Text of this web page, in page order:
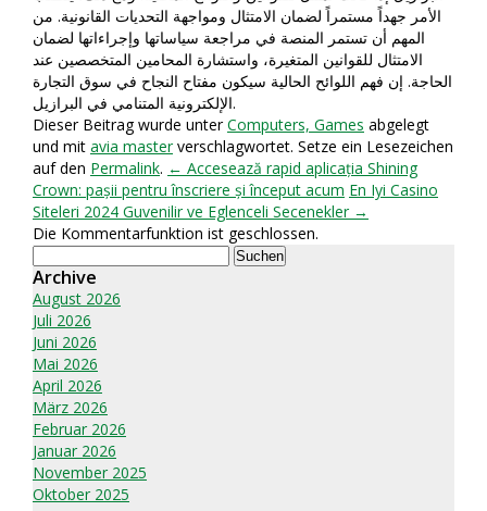
الأمر جهداً مستمراً لضمان الامتثال ومواجهة التحديات القانونية. من
المهم أن تستمر المنصة في مراجعة سياساتها وإجراءاتها لضمان
الامتثال للقوانين المتغيرة، واستشارة المحامين المتخصصين عند
الحاجة. إن فهم اللوائح الحالية سيكون مفتاح النجاح في سوق التجارة
الإلكترونية المتنامي في البرازيل.
Dieser Beitrag wurde unterComputers, Games abgelegt
und mit avia masterverschlagwortet. Setze ein Lesezeichen
auf den Permalink. ← Accesează rapid aplicația Shining
Crown: pașii pentru înscriere și început acum En Iyi Casino
Siteleri 2024 Guvenilir ve Eglenceli Secenekler →
Die Kommentarfunktion ist geschlossen.
nach:
Archive
August 2026
Juli 2026
Juni 2026
Mai 2026
April 2026
März 2026
Februar 2026
Januar 2026
November 2025
Oktober 2025